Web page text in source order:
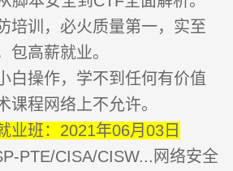
培训，必火质量第一，实至
包高薪就业。
白操作，学不到任何有价值
课程网络上不允许。
班：2021年06月03日
PTE/CISA/CISW...网络安全